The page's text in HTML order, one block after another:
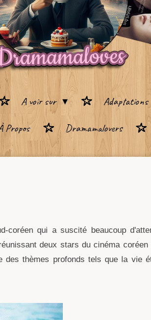
A voir sur Adaptations
Propos Dramamalovers
coréen qui a suscité beaucoup
deux stars du cinéma
des thèmes profonds tels que la vie